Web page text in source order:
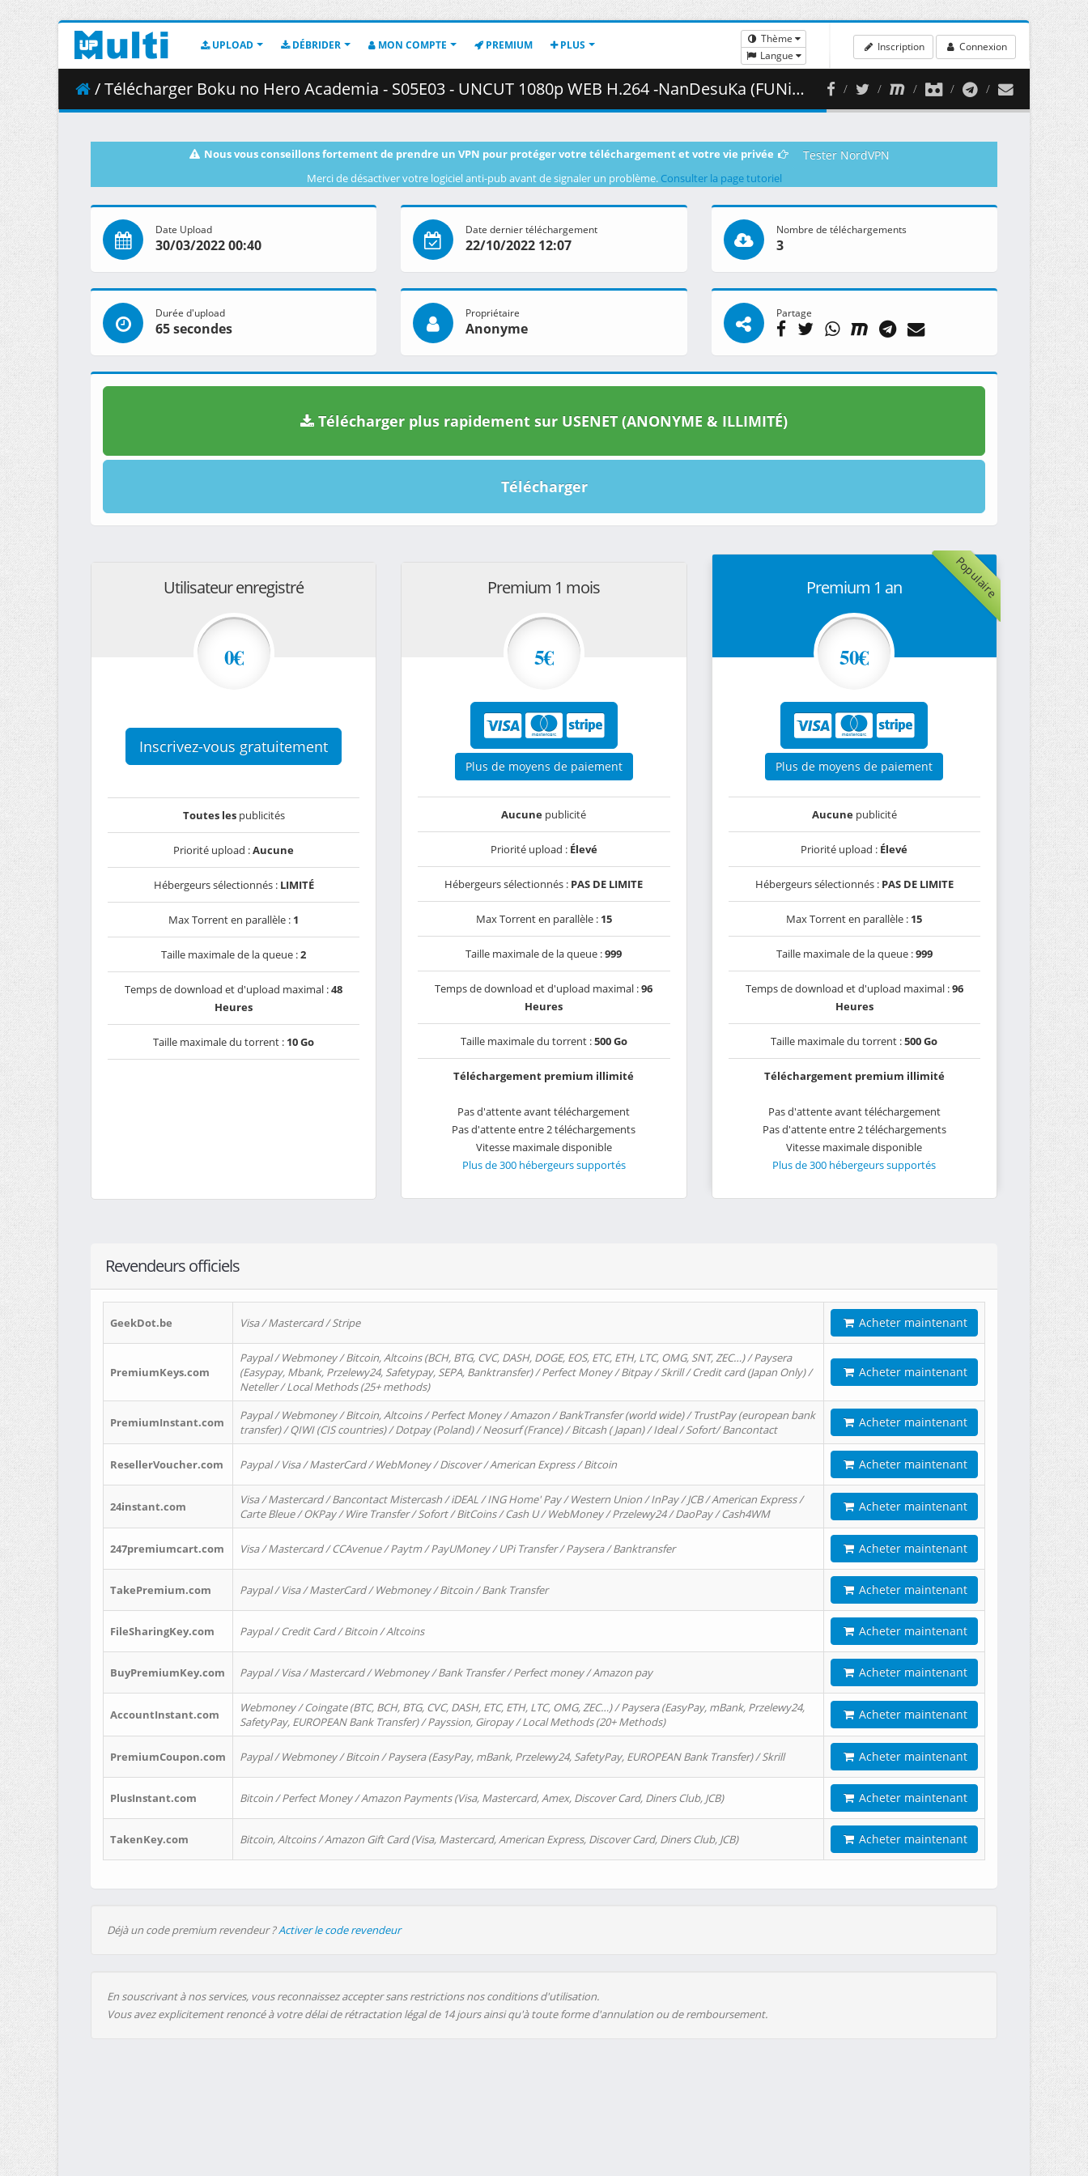
UPLOAD DÉBRIDER MON COMPTE PREMIUM PLUS
Thème
Langue
Inscription Connexion
/ Télécharger Boku no Hero Academia - S05E03 - UNCUT 1080p WEB H.264 -NanDesuKa (FUNi).mkv.002 ( 375.38 MB )
Nous vous conseillons fortement de prendre un VPN pour protéger votre téléchargement et votre vie privée Tester NordVPN
Merci de désactiver votre logiciel anti-pub avant de signaler un problème. Consulter la page tutoriel
Date Upload
30/03/2022 00:40
Date dernier téléchargement
22/10/2022 12:07
Nombre de téléchargements
3
Durée d'upload
65 secondes
Propriétaire
Anonyme
Partage
Télécharger plus rapidement sur USENET (ANONYME & ILLIMITÉ)
Télécharger
Utilisateur enregistré
0€
Inscrivez-vous gratuitement
Toutes lespublicités
Priorité upload :Aucune
Hébergeurs sélectionnés : LIMITÉ
Max Torrent en parallèle : 1
Taille maximale de la queue :2
Temps de download et d'upload maximal :48
Heures
Taille maximale du torrent : 10 Go
Premium 1 mois
5€
Plus de moyens de paiement
Aucune publicité
Priorité upload : Élevé
Hébergeurs sélectionnés : PAS DE LIMITE
Max Torrent en parallèle : 15
Taille maximale de la queue :999
Temps de download et d'upload maximal :96
Heures
Taille maximale du torrent :500 Go
Téléchargement premium illimité
Pas d'attente avant téléchargement
Pas d'attente entre 2 téléchargements
Vitesse maximale disponible
Plus de 300 hébergeurs supportés
Populaire
Premium 1 an
50€
Plus de moyens de paiement
Aucunepublicité
Priorité upload : Élevé
Hébergeurs sélectionnés : PAS DE LIMITE
Max Torrent en parallèle : 15
Taille maximale de la queue :999
Temps de download et d'upload maximal :96
Heures
Taille maximale du torrent :500 Go
Téléchargement premium illimité
Pas d'attente avant téléchargement
Pas d'attente entre 2 téléchargements
Vitesse maximale disponible
Plus de 300 hébergeurs supportés
Revendeurs officiels
GeekDot.be Visa / Mastercard / Stripe Acheter maintenant
PremiumKeys.com
Paypal / Webmoney / Bitcoin, Altcoins (BCH, BTG, CVC, DASH, DOGE, EOS, ETC, ETH, LTC, OMG, SNT, ZEC…) / Paysera
(Easypay, Mbank, Przelewy24, Safetypay, SEPA, Banktransfer) / Perfect Money / Bitpay / Skrill / Credit card (Japan Only) /
Neteller / Local Methods (25+ methods)
Acheter maintenant
PremiumInstant.com
Paypal / Webmoney / Bitcoin, Altcoins / Perfect Money / Amazon / BankTransfer (world wide) / TrustPay (european bank
transfer) / QIWI (CIS countries) / Dotpay (Poland) / Neosurf (France) / Bitcash ( Japan) / Ideal / Sofort/ Bancontact
Acheter maintenant
ResellerVoucher.com Paypal / Visa / MasterCard / WebMoney / Discover / American Express / Bitcoin Acheter maintenant
24instant.com
Visa / Mastercard / Bancontact Mistercash / iDEAL / ING Home' Pay / Western Union / InPay / JCB / American Express /
Carte Bleue / OKPay / Wire Transfer / Sofort / BitCoins / Cash U / WebMoney / Przelewy24 / DaoPay / Cash4WM
Acheter maintenant
247premiumcart.com Visa / Mastercard / CCAvenue / Paytm / PayUMoney / UPi Transfer / Paysera / Banktransfer Acheter maintenant
TakePremium.com Paypal / Visa / MasterCard / Webmoney / Bitcoin / Bank Transfer Acheter maintenant
FileSharingKey.com Paypal / Credit Card / Bitcoin / Altcoins Acheter maintenant
BuyPremiumKey.com Paypal / Visa / Mastercard / Webmoney / Bank Transfer / Perfect money / Amazon pay Acheter maintenant
AccountInstant.com
Webmoney / Coingate (BTC, BCH, BTG, CVC, DASH, ETC, ETH, LTC, OMG, ZEC…) / Paysera (EasyPay, mBank, Przelewy24,
SafetyPay, EUROPEAN Bank Transfer) / Payssion, Giropay / Local Methods (20+ Methods)
Acheter maintenant
PremiumCoupon.com Paypal / Webmoney / Bitcoin / Paysera (EasyPay, mBank, Przelewy24, SafetyPay, EUROPEAN Bank Transfer) / Skrill Acheter maintenant
PlusInstant.com Bitcoin / Perfect Money / Amazon Payments (Visa, Mastercard, Amex, Discover Card, Diners Club, JCB) Acheter maintenant
TakenKey.com Bitcoin, Altcoins / Amazon Gift Card (Visa, Mastercard, American Express, Discover Card, Diners Club, JCB) Acheter maintenant
Déjà un code premium revendeur ?Activer le code revendeur
En souscrivant à nos services, vous reconnaissez accepter sans restrictions nos conditions d'utilisation.
Vous avez explicitement renoncé à votre délai de rétractation légal de 14 jours ainsi qu'à toute forme d'annulation ou de remboursement.